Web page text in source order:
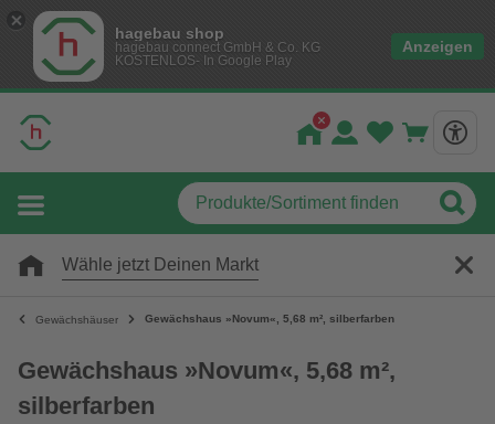
hagebau shop
hagebau connect GmbH & Co. KG
KOSTENLOS- In Google Play
Anzeigen
Wähle jetzt Deinen Markt
Gewächshäuser Gewächshaus »Novum«, 5,68 m², silberfarben
Gewächshaus »Novum«, 5,68 m²,
silberfarben